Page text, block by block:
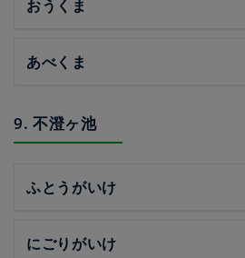
おうくま
あべくま
9. 不澄ヶ池
ふとうがいけ
にごりがいけ